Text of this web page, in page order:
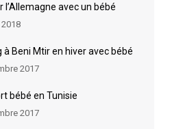
l’Allemagne avec un bébé
à Beni Mtir en hiver avec bébé
2017
bébé en Tunisie
2017